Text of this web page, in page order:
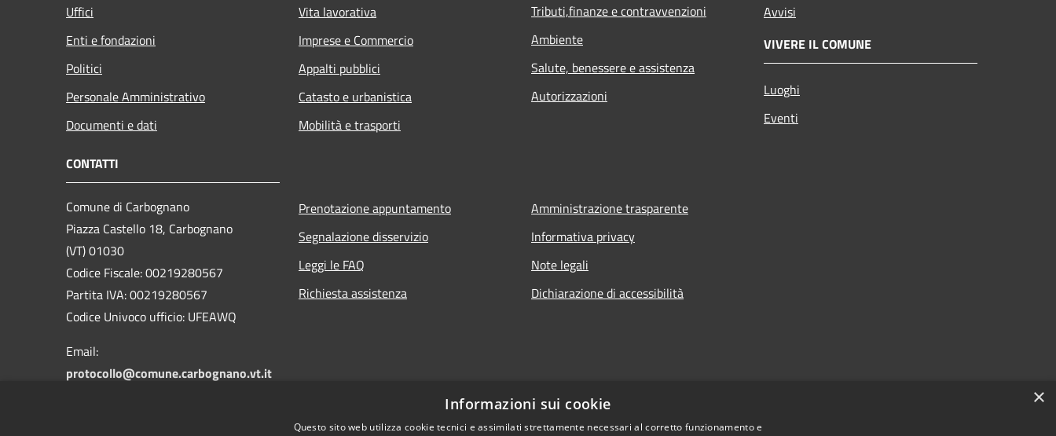
Uffici
Enti e fondazioni
Politici
Personale Amministrativo
Documenti e dati
Vita lavorativa
Imprese e Commercio
Appalti pubblici
Catasto e urbanistica
Mobilità e trasporti
Tributi,finanze e contravvenzioni
Ambiente
Salute, benessere e assistenza
Autorizzazioni
Avvisi
VIVERE IL COMUNE
Luoghi
Eventi
CONTATTI
Comune di Carbognano
Piazza Castello 18, Carbognano
(VT) 01030
Codice Fiscale: 00219280567
Partita IVA: 00219280567
Codice Univoco ufficio: UFEAWQ
Email:
protocollo@comune.carbognano.vt.it
Prenotazione appuntamento
Segnalazione disservizio
Leggi le FAQ
Richiesta assistenza
Amministrazione trasparente
Informativa privacy
Note legali
Dichiarazione di accessibilità
×
Informazioni sui cookie
Questo sito web utilizza cookie tecnici e assimilati strettamente necessari al corretto funzionamento e